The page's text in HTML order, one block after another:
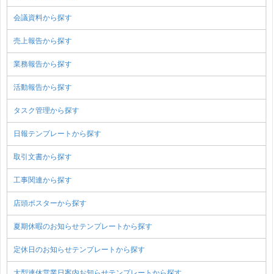
会議資料から探す
売上報告から探す
業務報告から探す
活動報告から探す
タスク管理から探す
日報テンプレートから探す
取引文書から探す
工事関連から探す
店頭ポスターから探す
夏期休暇のお知らせテンプレートから探す
定休日のお知らせテンプレートから探す